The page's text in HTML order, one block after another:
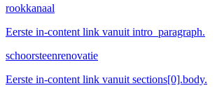
rookkanaal
Eerste in-content link vanuit intro_paragraph.
schoorsteenrenovatie
Eerste in-content link vanuit sections[0].body.